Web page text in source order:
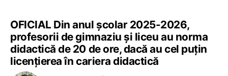
OFICIAL Din anul școlar 2025-2026,
profesorii de gimnaziu și liceu au norma
didactică de 20 de ore, dacă au cel puțin
licențierea în cariera didactică